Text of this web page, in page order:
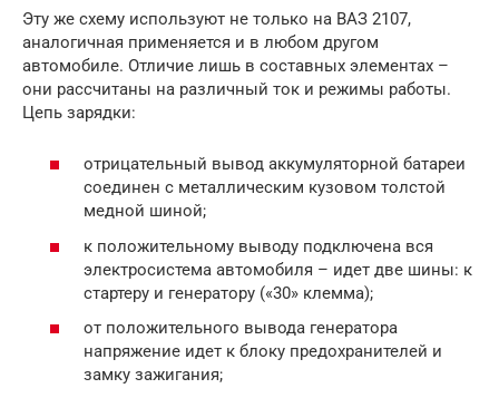
Эту же схему используют не только на ВАЗ 2107,
аналогичная применяется и в любом другом
автомобиле. Отличие лишь в составных элементах –
они рассчитаны на различный ток и режимы работы.
Цепь зарядки:
отрицательный вывод аккумуляторной батареи
соединен с металлическим кузовом толстой
медной шиной;
к положительному выводу подключена вся
электросистема автомобиля – идет две шины: к
стартеру и генератору («30» клемма);
от положительного вывода генератора
напряжение идет к блоку предохранителей и
замку зажигания;